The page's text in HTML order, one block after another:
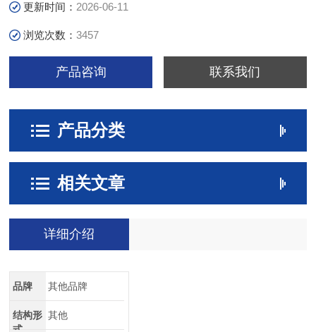
更新时间： 2026-06-11
浏览次数：3457
产品咨询 联系我们
产品分类
相关文章
详细介绍
品牌 其他品牌
结构形
式
其他